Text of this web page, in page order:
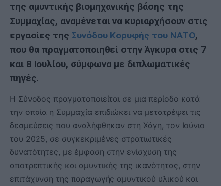
της αμυντικής βιομηχανικής βάσης της
Συμμαχίας, αναμένεται να κυριαρχήσουν στις
εργασίες της Συνόδου Κορυφής του ΝΑΤΟ,
που θα πραγματοποιηθεί στην Άγκυρα στις 7
και 8 Ιουλίου, σύμφωνα με διπλωματικές
πηγές.
Η Σύνοδος πραγματοποιείται σε μια περίοδο κατά
την οποία η Συμμαχία επιδιώκει να μετατρέψει τις
δεσμεύσεις που αναλήφθηκαν στη Χάγη, τον Ιούνιο
του 2025, σε συγκεκριμένες στρατιωτικές
δυνατότητες, με έμφαση στην ενίσχυση της
αποτρεπτικής και αμυντικής της ικανότητας, στην
επιτάχυνση της παραγωγής αμυντικού υλικού και